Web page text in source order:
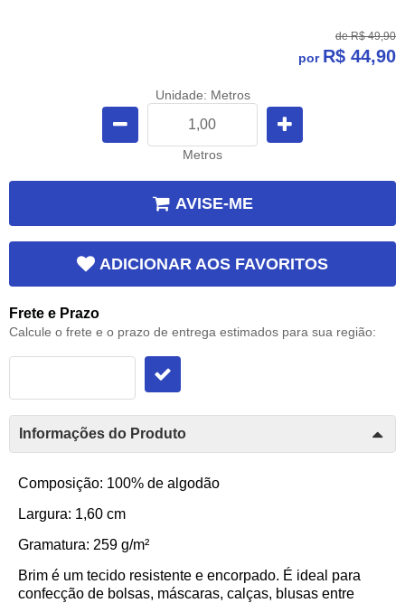
de R$ 49,90
por R$ 44,90
Unidade: Metros
Metros
AVISE-ME
ADICIONAR AOS FAVORITOS
Frete e Prazo
Calcule o frete e o prazo de entrega estimados para sua região:
Informações do Produto
Composição: 100% de algodão
Largura: 1,60 cm
Gramatura: 259 g/m²
Brim é um tecido resistente e encorpado. É ideal para
confecção de bolsas, máscaras, calças, blusas entre